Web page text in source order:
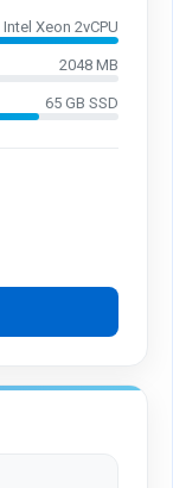
Intel Xeon 2vCPU
2048 MB
65 GB SSD